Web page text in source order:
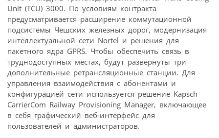
Unit (TCU) 3000. По условиям контракта
предусматривается расширение коммутационной
подсистемы Чешских железных дорог, модернизация
интеллектуальной сети Nortel и решения для
пакетного ядра GPRS. Чтобы обеспечить связь в
труднодоступных местах, будут развернуты три
дополнительные ретрансляционные станции. Для
управления взаимодействия с абонентами и
конфигурацией сети используется решение Kapsch
CarrierCom Railway Provisioning Manager, включающее
в себя графический веб-интерфейс для
пользователей и администраторов.